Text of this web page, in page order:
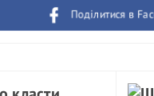
Поділитися в